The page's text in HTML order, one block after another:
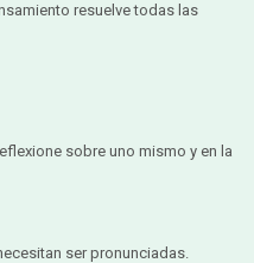
resuelve todas las
sobre uno mismo y en la
ser pronunciadas.